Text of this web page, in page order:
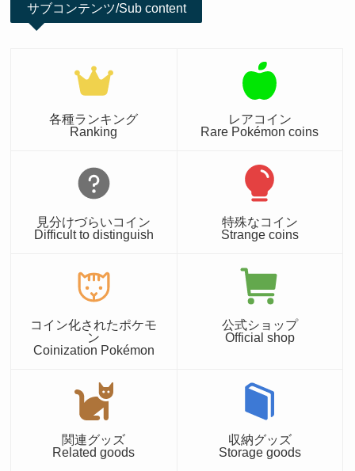
サブコンテンツ/Sub content
各種ランキング
Ranking
レアコイン
Rare Pokémon coins
見分けづらいコイン
Difficult to distinguish
特殊なコイン
Strange coins
コイン化されたポケモ
ン
Coinization Pokémon
公式ショップ
Official shop
関連グッズ
Related goods
収納グッズ
Storage goods